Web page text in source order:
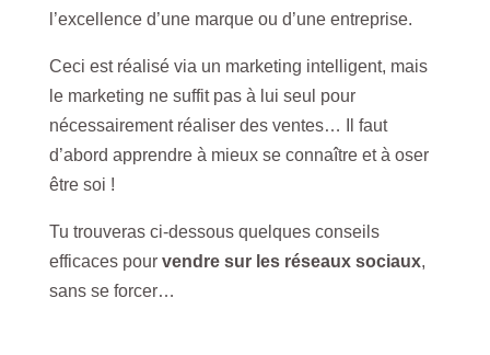
l’excellence d’une marque ou d’une entreprise.
Ceci est réalisé via un marketing intelligent, mais
le marketing ne suffit pas à lui seul pour
nécessairement réaliser des ventes… Il faut
d’abord apprendre à mieux se connaître et à oser
être soi !
Tu trouveras ci-dessous quelques conseils
efficaces pour vendre sur les réseaux sociaux,
sans se forcer…